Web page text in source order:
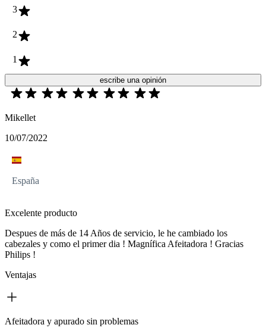
3
2
1
escribe una opinión
Mikellet
10/07/2022
España
Excelente producto
Despues de más de 14 Años de servicio, le he cambiado los
cabezales y como el primer dia ! Magnífica Afeitadora ! Gracias
Philips !
Ventajas
Afeitadora y apurado sin problemas